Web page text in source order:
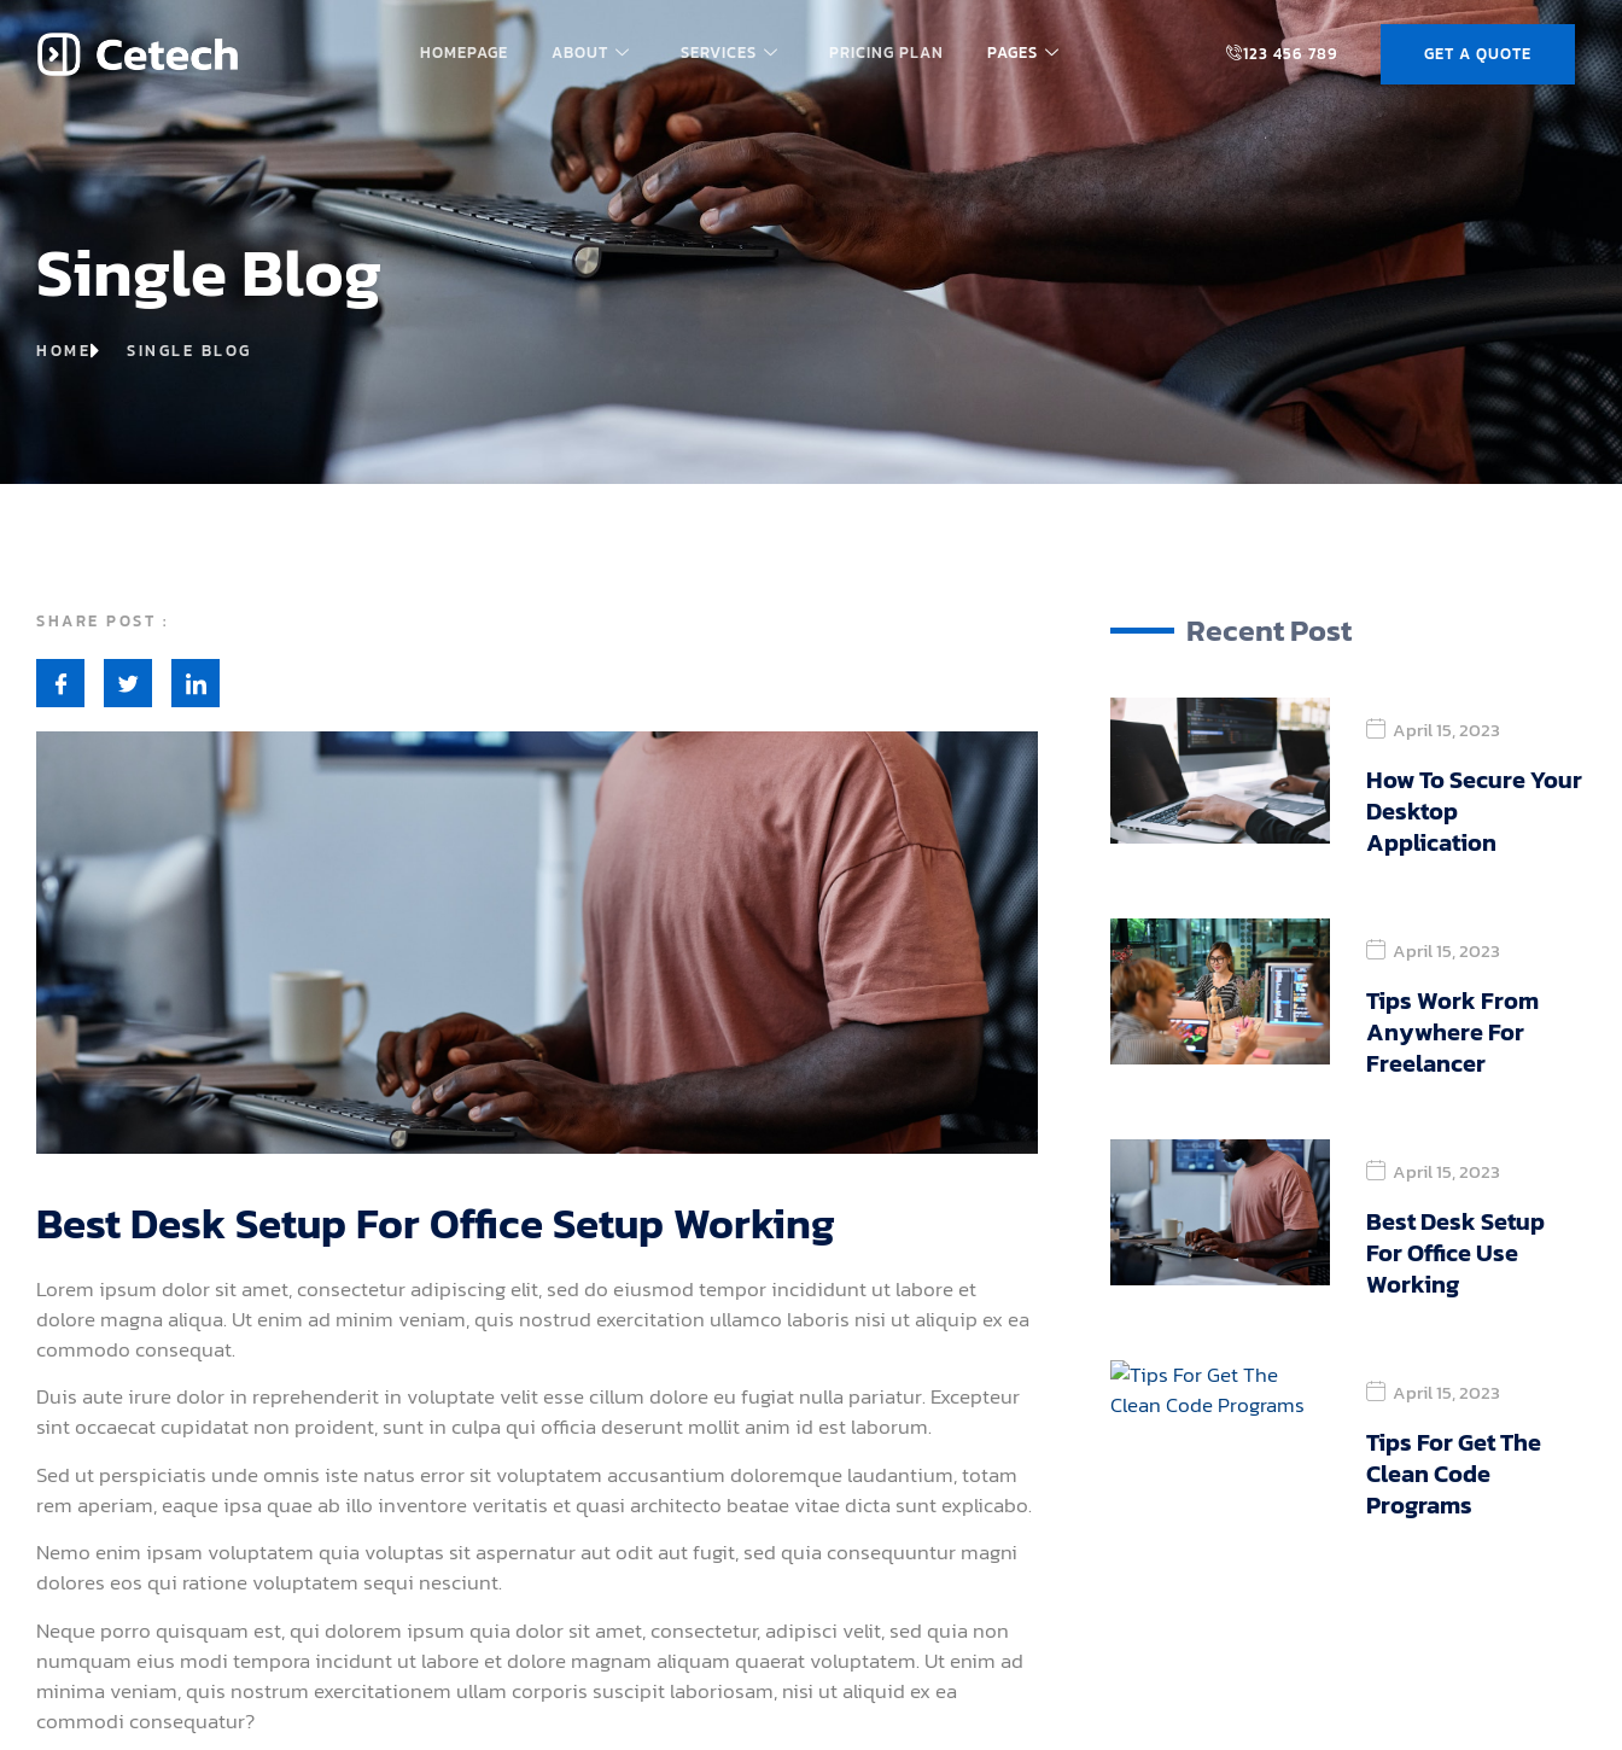
HOMEPAGE ABOUT SERVICES PRICING PLAN PAGES 123 456 789 GET A QUOTE
Single Blog
HOME SINGLE BLOG
SHARE POST :
Best Desk Setup For Office Setup Working
Lorem ipsum dolor sit amet, consectetur adipiscing elit, sed do eiusmod tempor incididunt ut labore et
dolore magna aliqua. Ut enim ad minim veniam, quis nostrud exercitation ullamco laboris nisi ut aliquip ex ea
commodo consequat.
Duis aute irure dolor in reprehenderit in voluptate velit esse cillum dolore eu fugiat nulla pariatur. Excepteur
sint occaecat cupidatat non proident, sunt in culpa qui officia deserunt mollit anim id est laborum.
Sed ut perspiciatis unde omnis iste natus error sit voluptatem accusantium doloremque laudantium, totam
rem aperiam, eaque ipsa quae ab illo inventore veritatis et quasi architecto beatae vitae dicta sunt explicabo.
Nemo enim ipsam voluptatem quia voluptas sit aspernatur aut odit aut fugit, sed quia consequuntur magni
dolores eos qui ratione voluptatem sequi nesciunt.
Neque porro quisquam est, qui dolorem ipsum quia dolor sit amet, consectetur, adipisci velit, sed quia non
numquam eius modi tempora incidunt ut labore et dolore magnam aliquam quaerat voluptatem. Ut enim ad
minima veniam, quis nostrum exercitationem ullam corporis suscipit laboriosam, nisi ut aliquid ex ea
commodi consequatur?
Recent Post
April 15, 2023
How To Secure Your
Desktop
Application
April 15, 2023
Tips Work From
Anywhere For
Freelancer
April 15, 2023
Best Desk Setup
For Office Use
Working
April 15, 2023
Tips For Get The
Clean Code
Programs